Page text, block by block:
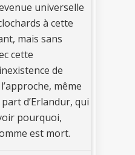
universelle
à cette
mais sans
cette
de
même
d’Erlandur, qui
pourquoi,
est mort.